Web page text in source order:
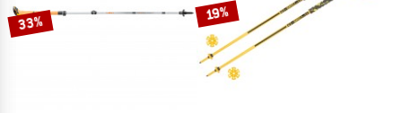
33% 19%